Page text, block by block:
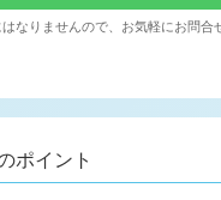
はなりませんので、お気軽にお問合
ポイント